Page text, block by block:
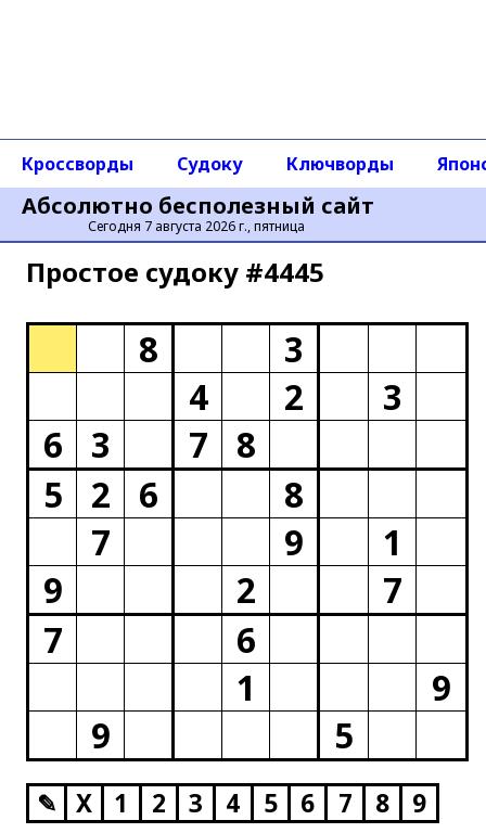
Абсолютно бесполезный сайт
Сегодня 7 августа 2026 г., пятница
Кроссворды Судоку Ключворды
Простое cудоку #4445
8
3
4
2
3
6
3 7
8
5
2 6
8
7
9
1
9
2
7
7
6
1
9
9
5
✎ X 1 2 3 4 5 6 7 8 9